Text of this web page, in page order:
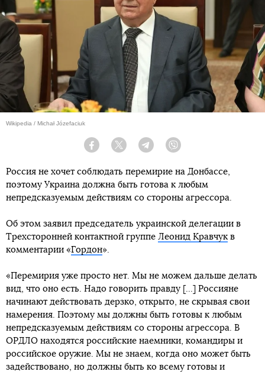
Wikipedia / Michał Józefaciuk
Facebook Twitter Telegram
Россия не хочет соблюдать перемирие на Донбассе,
поэтому Украина должна быть готова к любым
непредсказуемым действиям со стороны агрессора.
Об этом заявил председатель украинской делегации в
Трехсторонней контактной группе Леонид Кравчук в
комментарии «Гордон».
«Перемирия уже просто нет. Мы не можем дальше делать
вид, что оно есть. Надо говорить правду [...] Россияне
начинают действовать дерзко, открыто, не скрывая свои
намерения. Поэтому мы должны быть готовы к любым
непредсказуемым действиям со стороны агрессора. В
ОРДЛО находятся российские наемники, командиры и
российское оружие. Мы не знаем, когда оно может быть
задействовано, но должны быть ко всему готовы и